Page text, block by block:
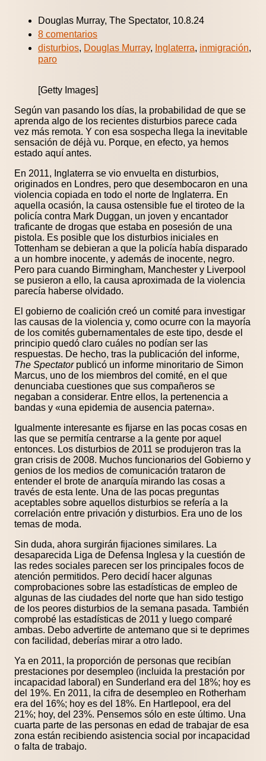
Douglas Murray, The Spectator, 10.8.24
8 comentarios
disturbios, Douglas Murray, Inglaterra, inmigración,
paro
[Getty Images]
Según van pasando los días, la probabilidad de que se
aprenda algo de los recientes disturbios parece cada
vez más remota. Y con esa sospecha llega la inevitable
sensación de déjà vu. Porque, en efecto, ya hemos
estado aquí antes.
En 2011, Inglaterra se vio envuelta en disturbios,
originados en Londres, pero que desembocaron en una
violencia copiada en todo el norte de Inglaterra. En
aquella ocasión, la causa ostensible fue el tiroteo de la
policía contra Mark Duggan, un joven y encantador
traficante de drogas que estaba en posesión de una
pistola. Es posible que los disturbios iniciales en
Tottenham se debieran a que la policía había disparado
a un hombre inocente, y además de inocente, negro.
Pero para cuando Birmingham, Manchester y Liverpool
se pusieron a ello, la causa aproximada de la violencia
parecía haberse olvidado.
El gobierno de coalición creó un comité para investigar
las causas de la violencia y, como ocurre con la mayoría
de los comités gubernamentales de este tipo, desde el
principio quedó claro cuáles no podían ser las
respuestas. De hecho, tras la publicación del informe,
The Spectatorpublicó un informe minoritario de Simon
Marcus, uno de los miembros del comité, en el que
denunciaba cuestiones que sus compañeros se
negaban a considerar. Entre ellos, la pertenencia a
bandas y «una epidemia de ausencia paterna».
Igualmente interesante es fijarse en las pocas cosas en
las que se permitía centrarse a la gente por aquel
entonces. Los disturbios de 2011 se produjeron tras la
gran crisis de 2008. Muchos funcionarios del Gobierno y
genios de los medios de comunicación trataron de
entender el brote de anarquía mirando las cosas a
través de esta lente. Una de las pocas preguntas
aceptables sobre aquellos disturbios se refería a la
correlación entre privación y disturbios. Era uno de los
temas de moda.
Sin duda, ahora surgirán fijaciones similares. La
desaparecida Liga de Defensa Inglesa y la cuestión de
las redes sociales parecen ser los principales focos de
atención permitidos. Pero decidí hacer algunas
comprobaciones sobre las estadísticas de empleo de
algunas de las ciudades del norte que han sido testigo
de los peores disturbios de la semana pasada. También
comprobé las estadísticas de 2011 y luego comparé
ambas. Debo advertirte de antemano que si te deprimes
con facilidad, deberías mirar a otro lado.
Ya en 2011, la proporción de personas que recibían
prestaciones por desempleo (incluida la prestación por
incapacidad laboral) en Sunderland era del 18%; hoy es
del 19%. En 2011, la cifra de desempleo en Rotherham
era del 16%; hoy es del 18%. En Hartlepool, era del
21%; hoy, del 23%. Pensemos sólo en este último. Una
cuarta parte de las personas en edad de trabajar de esa
zona están recibiendo asistencia social por incapacidad
o falta de trabajo.